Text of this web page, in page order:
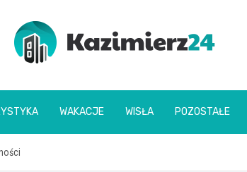
kazimierz24.pl
WAKACJE WISŁA POZOSTAŁE